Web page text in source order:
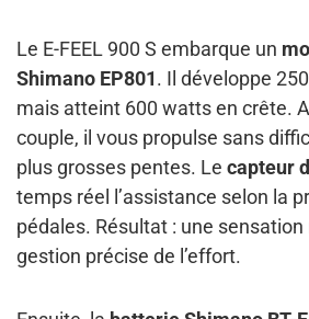
Le E-FEEL 900 S embarque un
Shimano EP801. Il développe
mais atteint 600 watts en crête.
couple, il vous propulse sans
plus grosses pentes. Le capteur
temps réel l’assistance selon la
pédales. Résultat : une
gestion précise de l’effort.